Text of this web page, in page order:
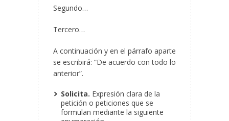
Segundo…
Tercero…
A continuación y en el párrafo aparte
se escribirá: “De acuerdo con todo lo
anterior”.
Solicita. Expresión clara de la
petición o peticiones que se
formulan mediante la siguiente